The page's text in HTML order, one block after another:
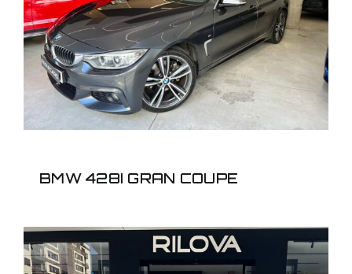
BMW 428I GRAN COUPE
BMW 428I GRAN COUPE